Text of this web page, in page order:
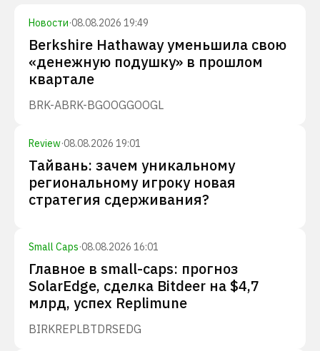
Новости·08.08.2026 19:49
Berkshire Hathaway уменьшила свою
«денежную подушку» в прошлом
квартале
BRK-ABRK-BGOOGGOOGL
Review·08.08.2026 19:01
Тайвань: зачем уникальному
региональному игроку новая
стратегия сдерживания?
Small Caps·08.08.2026 16:01
Главное в small-caps: прогноз
SolarEdge, сделка Bitdeer на $4,7
млрд, успех Replimune
BIRKREPLBTDRSEDG